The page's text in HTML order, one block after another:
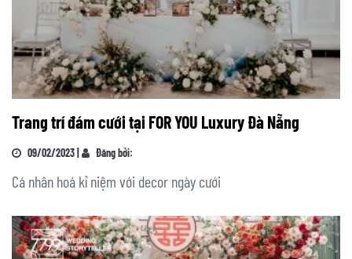
Trang trí đám cưới tại FOR YOU Luxury Đà Nẵng
09/02/2023 | Đăng bởi:
Cá nhân hoá kỉ niệm với decor ngày cưới